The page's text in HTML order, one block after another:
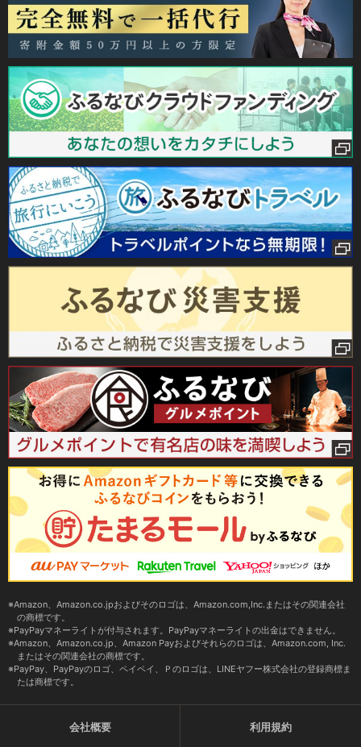
Amazon、Amazon.co.jpおよびそのロゴは、Amazon.com,Inc.またはその関連会社
の商標です。
PayPayマネーライトが付与されます。PayPayマネーライトの出金はできません。
Amazon、Amazon.co.jp、Amazon Payおよびそれらのロゴは、Amazon.com, Inc.
またはその関連会社の商標です。
PayPay、PayPayのロゴ、ペイペイ、Ｐのロゴは、LINEヤフー株式会社の登録商標ま
たは商標です。
会社概要 利用規約